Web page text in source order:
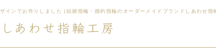
インでお作りしました | 結婚指輪・婚約指輪のオーダーメイドブランドしあわせ指